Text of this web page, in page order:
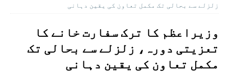
زلزلے سے بحالی تک مکمل تعاون کی یقین دہانی
وزیراعظم کا ترک سفارت خانے کا
تعزیتی دورہ، زلزلے سے بحالی تک
مکمل تعاون کی یقین دہانی